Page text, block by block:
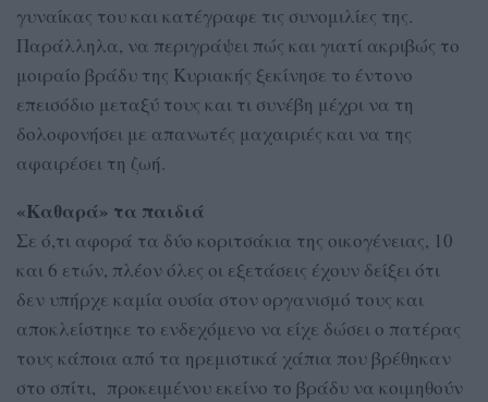
γυναίκας του και κατέγραφε τις συνομιλίες της.
Παράλληλα, να περιγράψει πώς και γιατί ακριβώς το
μοιραίο βράδυ της Κυριακής ξεκίνησε το έντονο
επεισόδιο μεταξύ τους και τι συνέβη μέχρι να τη
δολοφονήσει με απανωτές μαχαιριές και να της
αφαιρέσει τη ζωή.
«Καθαρά» τα παιδιά
Σε ό,τι αφορά τα δύο κοριτσάκια της οικογένειας, 10
και 6 ετών, πλέον όλες οι εξετάσεις έχουν δείξει ότι
δεν υπήρχε καμία ουσία στον οργανισμό τους και
αποκλείστηκε το ενδεχόμενο να είχε δώσει ο πατέρας
τους κάποια από τα ηρεμιστικά χάπια που βρέθηκαν
στο σπίτι, προκειμένου εκείνο το βράδυ να κοιμηθούν